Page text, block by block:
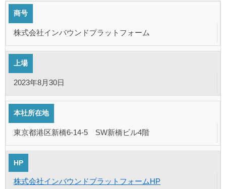
商号
株式会社インバウンドプラットフォーム
上場
2023年8月30日
本社所在地
東京都港区新橋6-14-5 SW新橋ビル4階
HP
株式会社インバウンドプラットフォームHP